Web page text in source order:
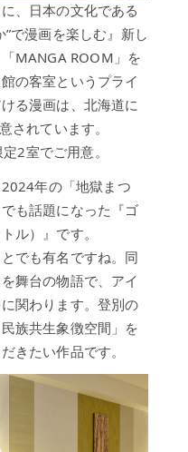
、日本の文化である
”で漫画を楽しむ』新し
MANGA ROOM」を
の客室というプライ
る漫画は、北海道に
されています。
2室でご用意。
年の「地獄まつ
も話題になった『ゴ
ル）』です。
でも有名ですね。同
舞台の物語で、アイ
関わります。登別の
族共生象徴空間」を
きたい作品です。